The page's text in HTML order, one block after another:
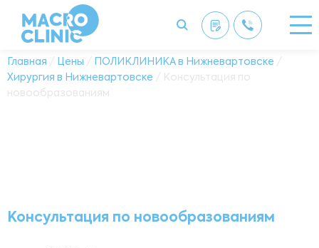
Главная / Цены / ПОЛИКЛИНИКА в Нижневартовске /
Хирургия в Нижневартовске / Консультация по
новообразованиям
Консультация по новообразованиям